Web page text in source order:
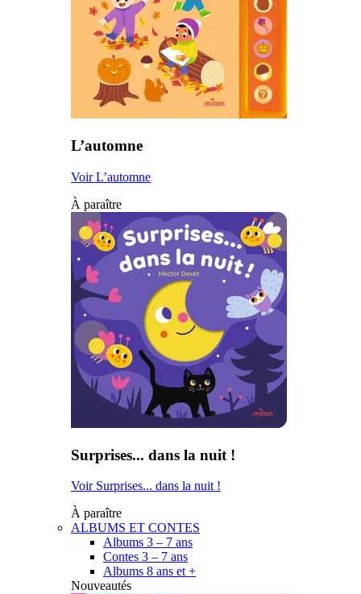
L’automne
Voir L’automne
À paraître
Surprises... dans la nuit !
Voir Surprises... dans la nuit !
À paraître
ALBUMS ET CONTES
Albums 3 – 7 ans
Contes 3 – 7 ans
Albums 8 ans et +
Nouveautés